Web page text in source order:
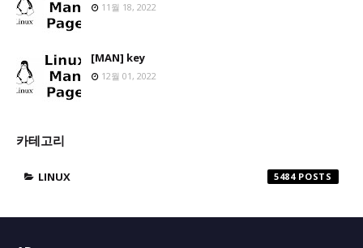
11월 18, 2022
[MAN] key
12월 01, 2022
카테고리
LINUX 5484